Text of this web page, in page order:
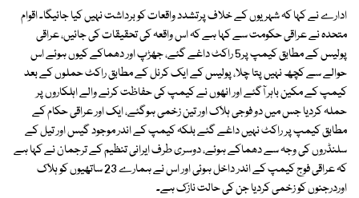
ادارے نے کہا کہ شہریوں کے خلاف پرتشدد واقعات کو برداشت نہیں کیا جائیگا۔ اقوام
متحدہ نے عراقی حکومت سے کہا ہے کہ اس واقعہ کی تحقیقات کی جائیں، عراقی
پولیس کے مطابق کیمپ پر5 راکٹ داغے گئے، جھڑپ اور دھماکے کیوں ہوئے اس
حوالے سے کچھ نہیں پتا چلا، پولیس کے ایک کرنل کے مطابق راکٹ حملوں کے بعد
کیمپ کے مکین باہر آگئے اور انھوں نے کیمپ کی حفاظت کرنے والے اہلکاروں پر
حملہ کردیا جس میں دو فوجی ہلاک اور تین زخمی ہوگئے، ایک اور عراقی حکام کے
مطابق کیمپ پر راکٹ نہیں داغے گئے بلکہ کیمپ کے اندر موجود گیس اور تیل کے
سلنڈروں کی وجہ سے دھماکے ہوئے، دوسری طرف ایرانی تنظیم کے ترجمان نے کہا ہے
کہ عراقی فوج کیمپ کے اندر داخل ہوئی اور اس نے ہمارے 23 ساتھیوں کو ہلاک
اوردرجنوں کو زخمی کردیا جن کی حالت نازک ہے۔